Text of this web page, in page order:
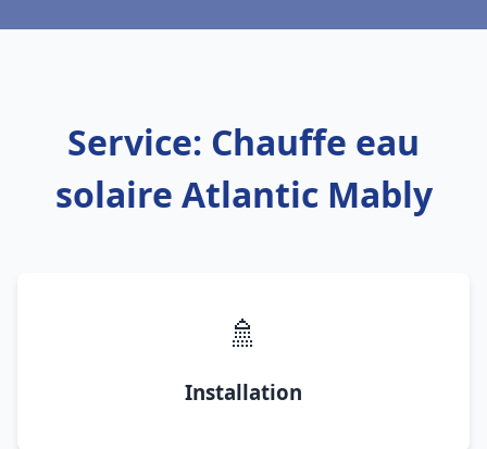
Service: Chauffe eau
solaire Atlantic Mably
🚿
Installation